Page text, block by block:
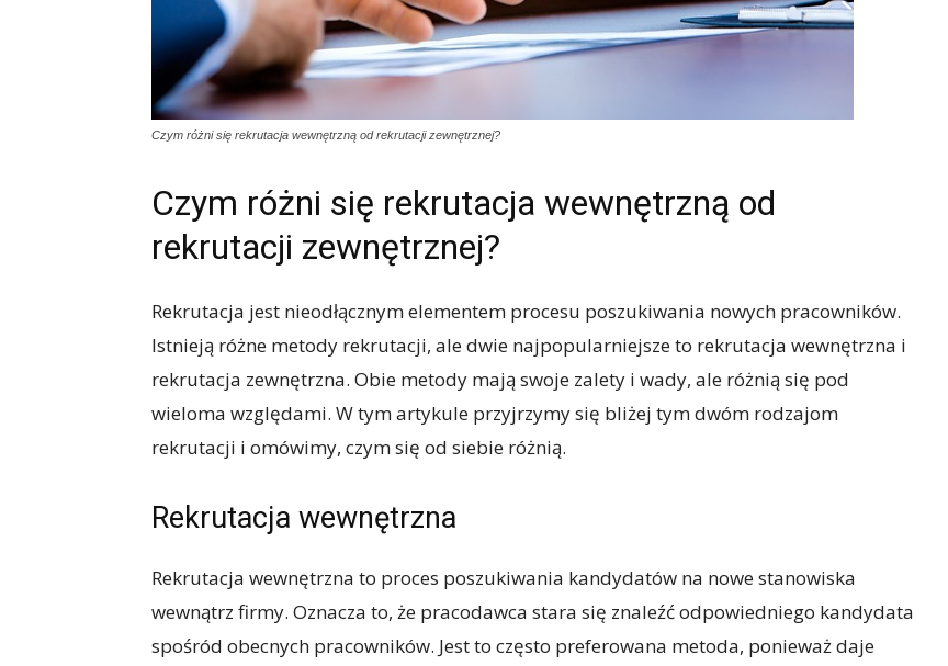
Czym różni się rekrutacja wewnętrzną od rekrutacji zewnętrznej?
Czym różni się rekrutacja wewnętrzną od
rekrutacji zewnętrznej?
Rekrutacja jest nieodłącznym elementem procesu poszukiwania nowych pracowników.
Istnieją różne metody rekrutacji, ale dwie najpopularniejsze to rekrutacja wewnętrzna i
rekrutacja zewnętrzna. Obie metody mają swoje zalety i wady, ale różnią się pod
wieloma względami. W tym artykule przyjrzymy się bliżej tym dwóm rodzajom
rekrutacji i omówimy, czym się od siebie różnią.
Rekrutacja wewnętrzna
Rekrutacja wewnętrzna to proces poszukiwania kandydatów na nowe stanowiska
wewnątrz firmy. Oznacza to, że pracodawca stara się znaleźć odpowiedniego kandydata
spośród obecnych pracowników. Jest to często preferowana metoda, ponieważ daje